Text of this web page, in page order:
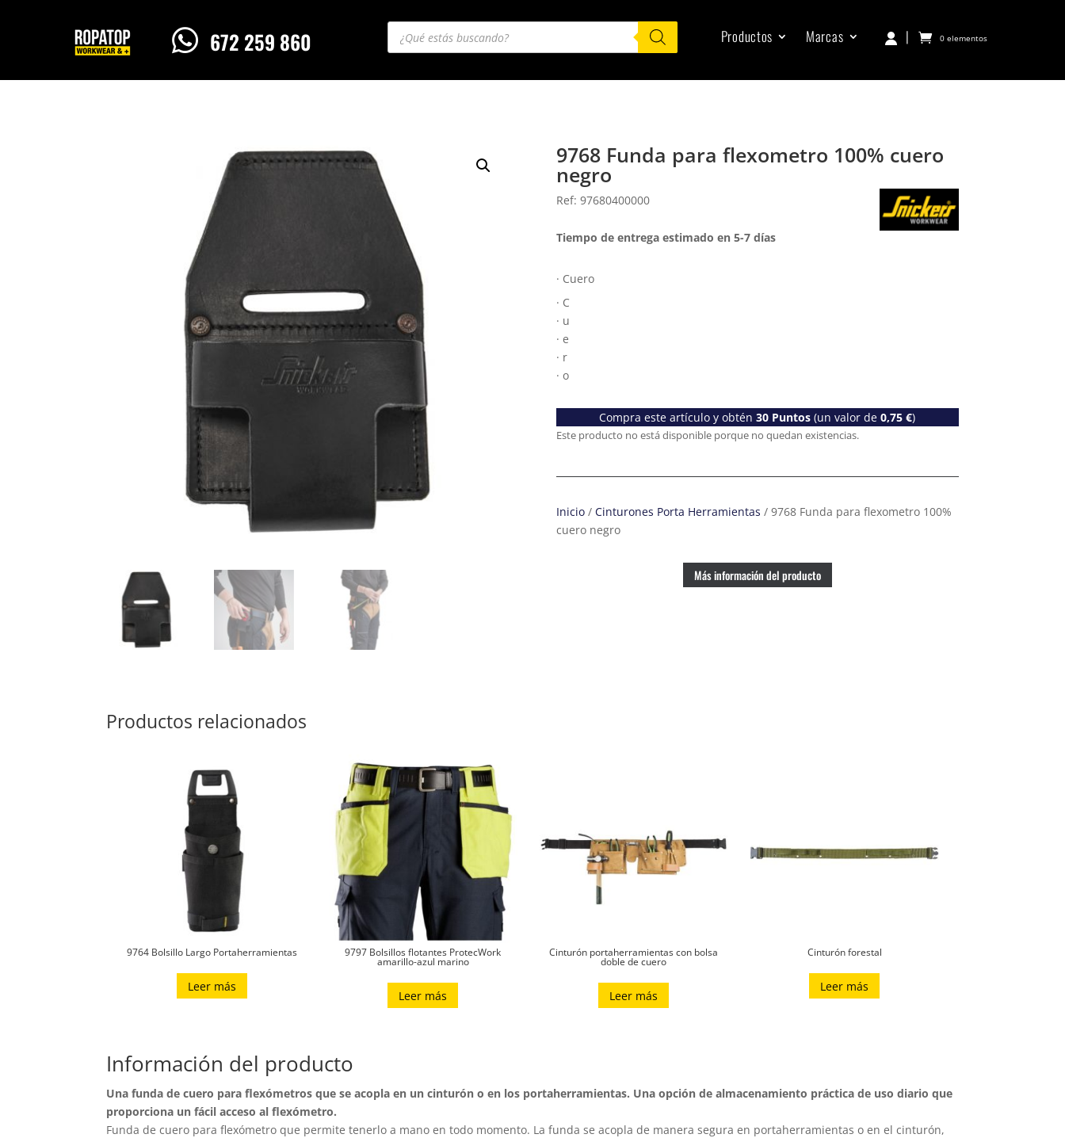
 672 259 860
Búsqueda
productos
Productos Marcas | 0 elementos
9768 Funda para flexometro 100% cuero
negro
Ref: 97680400000
Tiempo de entrega estimado en 5-7 días
· Cuero
· C
· u
· e
· r
· o
Compra este artículo y obtén30 Puntos (un valor de0,75€)
Este producto no está disponible porque no quedan existencias.
Inicio/ Cinturones Porta Herramientas / 9768 Funda para flexometro 100%
cuero negro
Más información del producto
Productos relacionados
9764 Bolsillo Largo Portaherramientas
Leer más
9797 Bolsillos flotantes ProtecWork
amarillo-azul marino
Leer más
Cinturón portaherramientas con bolsa
doble de cuero
Leer más
Cinturón forestal
Leer más
Información del producto
Una funda de cuero para flexómetros que se acopla en un cinturón o en los portaherramientas. Una opción de almacenamiento práctica de uso diario que
proporciona un fácil acceso al flexómetro.
Funda de cuero para flexómetro que permite tenerlo a mano en todo momento. La funda se acopla de manera segura en portaherramientas o en el cinturón,